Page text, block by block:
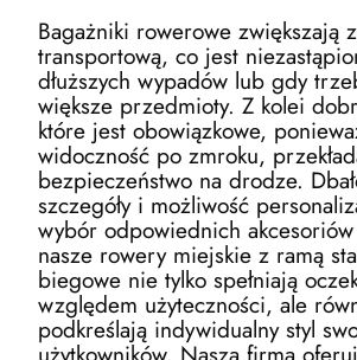
Bagażniki rowerowe zwiększają
transportową, co jest
dłuższych wypadów lub gdy
większe przedmioty. Z kolei
które jest obowiązkowe,
widoczność po zmroku,
bezpieczeństwo na drodze.
szczegóły i możliwość
wybór odpowiednich
nasze rowery miejskie z ramą
biegowe nie tylko spełniają
względem użyteczności, ale
podkreślają indywidualny styl